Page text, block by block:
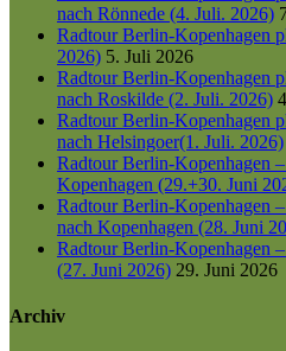
nach Rönnede (4. Juli. 2026)
Radtour Berlin-Kopenhagen
2026) 5. Juli 2026
Radtour Berlin-Kopenhagen
nach Roskilde (2. Juli. 2026)
Radtour Berlin-Kopenhagen
nach Helsingoer(1. Juli. 2026)
Radtour Berlin-Kopenhagen
Kopenhagen (29.+30. Juni
Radtour Berlin-Kopenhagen
nach Kopenhagen (28. Juni
Radtour Berlin-Kopenhagen
(27. Juni 2026) 29. Juni 2026
Archiv